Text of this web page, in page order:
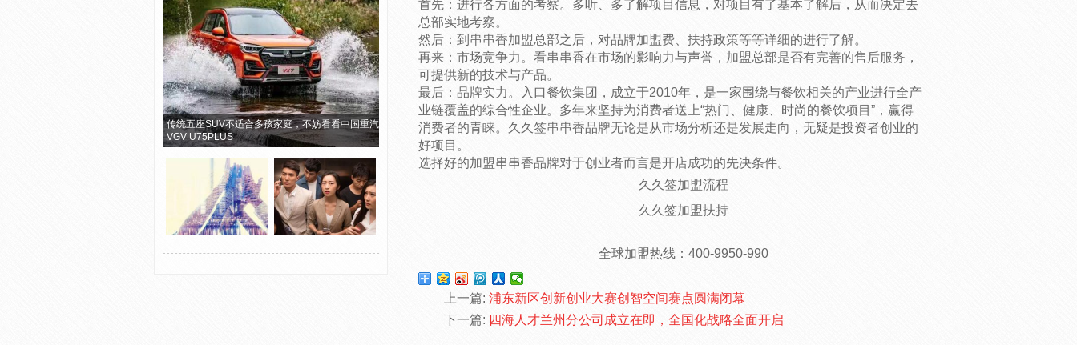
传统五座SUV不适合多孩家庭，不妨看看中国重汽
VGV U75PLUS
首先：进行各方面的考察。多听、多了解项目信息，对项目有了基本了解后，从而决定去
总部实地考察。
然后：到串串香加盟总部之后，对品牌加盟费、扶持政策等等详细的进行了解。
再来：市场竞争力。看串串香在市场的影响力与声誉，加盟总部是否有完善的售后服务，
可提供新的技术与产品。
最后：品牌实力。入口餐饮集团，成立于2010年，是一家围绕与餐饮相关的产业进行全产
业链覆盖的综合性企业。多年来坚持为消费者送上“热门、健康、时尚的餐饮项目”，赢得
消费者的青睐。久久签串串香品牌无论是从市场分析还是发展走向，无疑是投资者创业的
好项目。
选择好的加盟串串香品牌对于创业者而言是开店成功的先决条件。
久久签加盟流程
久久签加盟扶持
全球加盟热线：400-9950-990
上一篇: 浦东新区创新创业大赛创智空间赛点圆满闭幕
下一篇: 四海人才兰州分公司成立在即，全国化战略全面开启